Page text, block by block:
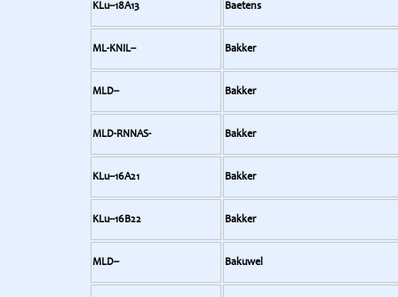
KLu--18A13 Baetens
ML-KNIL-- Bakker
MLD-- Bakker
MLD-RNNAS- Bakker
KLu--16A21 Bakker
KLu--16B22 Bakker
MLD-- Bakuwel